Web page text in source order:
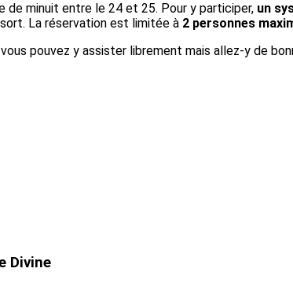
de minuit entre le 24 et 25. Pour y participer, un
La réservation est limitée à 2 personnes
pouvez y assister librement mais allez-y de
Divine